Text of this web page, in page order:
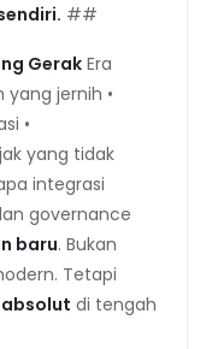
##
GerakEra
jernih •
•
yang tidak
integrasi
governance
baru. Bukan
Tetapi
di tengah